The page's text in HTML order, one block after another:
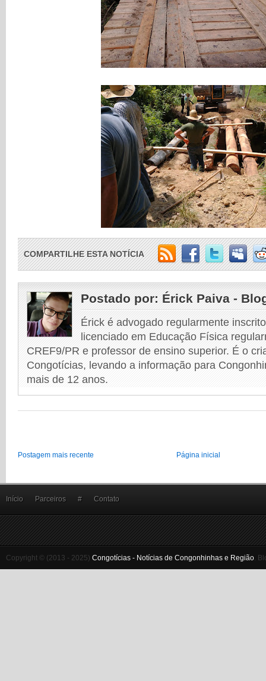
COMPARTILHE ESTA NOTÍCIA
Postado por: Érick Paiva -
Érick é advogado regularmente
licenciado em Educação Física
CREF9/PR e professor de ensino superior. É o
Congotícias, levando a informação para
mais de 12 anos.
Postagem mais recente Página inicial
Início Parceiros # Contato
Copyright © (2013 - 2025) Congotícias - Notícias de Congonhinhas e Região.